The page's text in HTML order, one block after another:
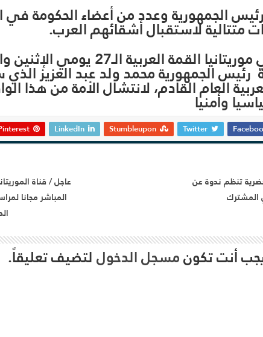
الجمهورية وعدد من أعضاء الحكومة في
متتالية لاستقبال أشقائهم العرب.
وتعقد في موريتانيا القمة العربية الـ27
رئيس الجمهورية محمد ولد عبد العزيز
العام القادم، لانتشال الأمة من هذا
وأمنيا
Twitter
Stumbleupon
LinkedIn
تنظم ندوة عن
المشترك
عاجل / قناة
المباشر مجانا
أنت تكونمسجل الدخوللتضيف تعليقاً.